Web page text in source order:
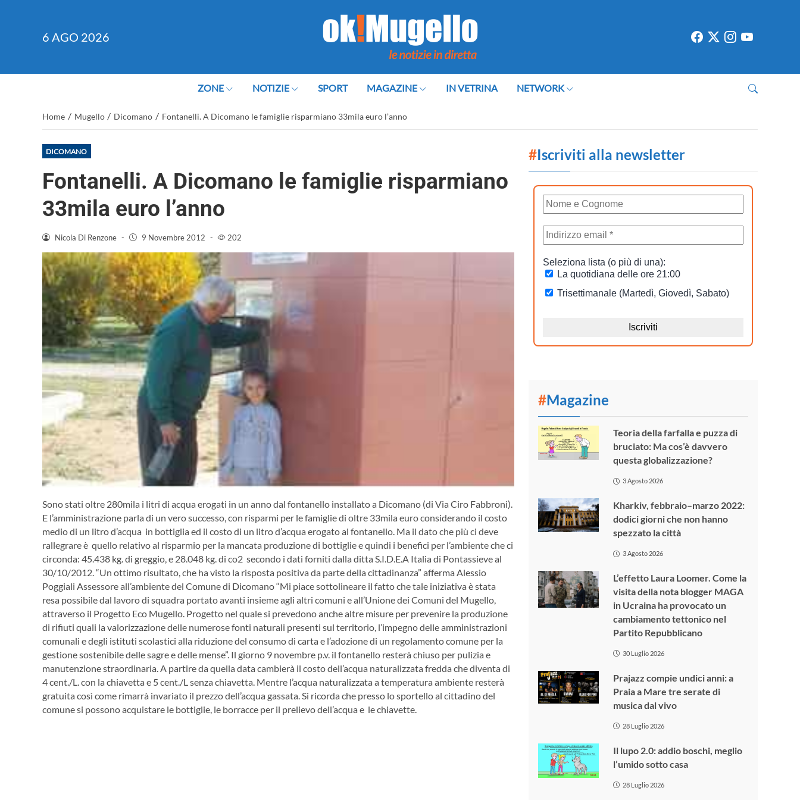
6 AGO 2026
ZONE NOTIZIE SPORT MAGAZINE IN VETRINA NETWORK
Home / Mugello / Dicomano / Fontanelli. A Dicomano le famiglie risparmiano 33mila euro l’anno
DICOMANO
Fontanelli. A Dicomano le famiglie risparmiano
33mila euro l’anno
Nicola Di Renzone - 9 Novembre 2012 - 202
Sono stati oltre 280mila i litri di acqua erogati in un anno dal fontanello installato a Dicomano (di Via Ciro Fabbroni).
E l’amministrazione parla di un vero successo, con risparmi per le famiglie di oltre 33mila euro considerando il costo
medio di un litro d’acqua in bottiglia ed il costo di un litro d’acqua erogato al fontanello. Ma il dato che più ci deve
rallegrare è quello relativo al risparmio per la mancata produzione di bottiglie e quindi i benefici per l’ambiente che ci
circonda: 45.438 kg. di greggio, e 28.048 kg. di co2 secondo i dati forniti dalla ditta S.I.D.E.A Italia di Pontassieve al
30/10/2012.“Un ottimo risultato, che ha visto la risposta positiva da parte della cittadinanza” afferma Alessio
Poggiali Assessore all’ambiente del Comune di Dicomano “Mi piace sottolineare il fatto che tale iniziativa è stata
resa possibile dal lavoro di squadra portato avanti insieme agli altri comuni e all’Unione dei Comuni del Mugello,
attraverso il Progetto Eco Mugello. Progetto nel quale si prevedono anche altre misure per prevenire la produzione
di rifiuti quali la valorizzazione delle numerose fonti naturali presenti sul territorio, l’impegno delle amministrazioni
comunali e degli istituti scolastici alla riduzione del consumo di carta e l’adozione di un regolamento comune per la
gestione sostenibile delle sagre e delle mense”. Il giorno 9 novembre p.v. il fontanello resterà chiuso per pulizia e
manutenzione straordinaria. A partire da quella data cambierà il costo dell’acqua naturalizzata fredda che diventa di
4 cent./L. con la chiavetta e 5 cent./L senza chiavetta. Mentre l’acqua naturalizzata a temperatura ambiente resterà
gratuita così come rimarrà invariato il prezzo dell’acqua gassata. Si ricorda che presso lo sportello al cittadino del
comune si possono acquistare le bottiglie, le borracce per il prelievo dell’acqua e le chiavette.
#Iscriviti alla newsletter
#Magazine
Teoria della farfalla e puzza di
bruciato: Ma cos’è davvero
questa globalizzazione?
3 Agosto 2026
Kharkiv, febbraio–marzo 2022:
dodici giorni che non hanno
spezzato la città
3 Agosto 2026
L’effetto Laura Loomer. Come la
visita della nota blogger MAGA
in Ucraina ha provocato un
cambiamento tettonico nel
Partito Repubblicano
30 Luglio 2026
Prajazz compie undici anni: a
Praia a Mare tre serate di
musica dal vivo
28 Luglio 2026
Il lupo 2.0: addio boschi, meglio
l’umido sotto casa
28 Luglio 2026